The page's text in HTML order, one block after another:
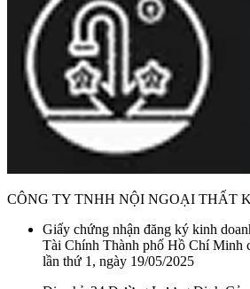
CÔNG TY TNHH NỘI NGOẠI THẤT
Giấy chứng nhận đăng ký kinh
Tài Chính Thành phố Hồ Chí Minh
lần thứ 1, ngày 19/05/2025